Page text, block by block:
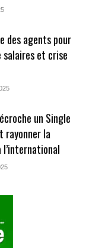
des agents pour
salaires et crise
un Single
rayonner la
l’international